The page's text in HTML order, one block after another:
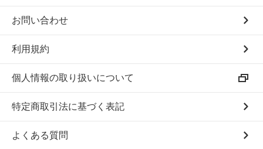
お問い合わせ
利用規約
個人情報の取り扱いについて
特定商取引法に基づく表記
よくある質問